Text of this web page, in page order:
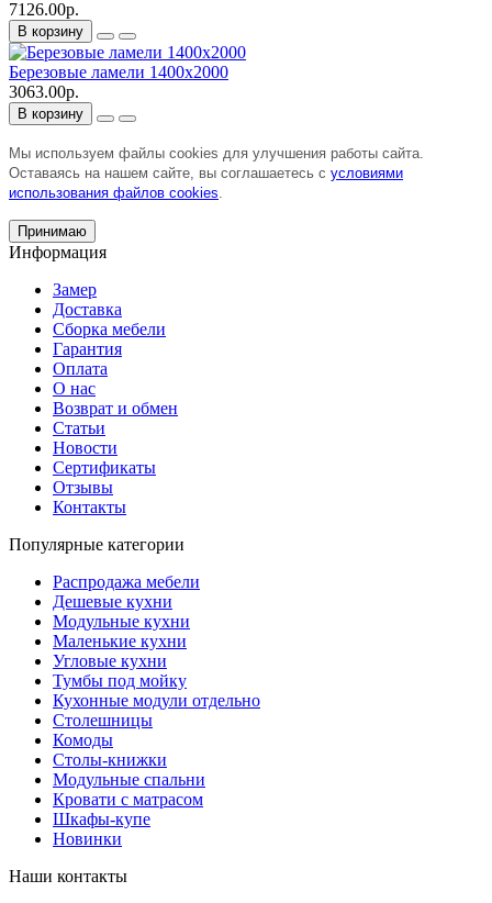
7126.00р.
В корзину
Березовые ламели 1400х2000
3063.00р.
В корзину
Мы используем файлы cookies для улучшения работы сайта.
Оставаясь на нашем сайте, вы соглашаетесь с условиями
использования файлов cookies.
Принимаю
Информация
Замер
Доставка
Сборка мебели
Гарантия
Оплата
О нас
Возврат и обмен
Статьи
Новости
Сертификаты
Отзывы
Контакты
Популярные категории
Распродажа мебели
Дешевые кухни
Модульные кухни
Маленькие кухни
Угловые кухни
Тумбы под мойку
Кухонные модули отдельно
Столешницы
Комоды
Столы-книжки
Модульные спальни
Кровати с матрасом
Шкафы-купе
Новинки
Наши контакты